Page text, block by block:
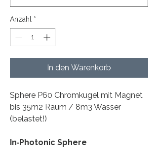
Anzahl *
In den Warenkorb
Sphere P60 Chromkugel mit Magnet
bis 35m2 Raum / 8m3 Wasser
(belastet!)
In‑Photonic Sphere